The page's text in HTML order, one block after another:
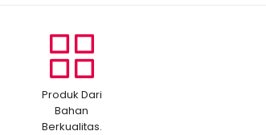
Produk Dari
Bahan
Berkualitas.